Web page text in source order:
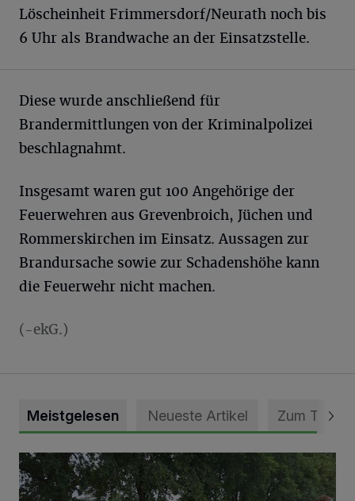
Löscheinheit Frimmersdorf/Neurath noch bis
6 Uhr als Brandwache an der Einsatzstelle.
Diese wurde anschließend für
Brandermittlungen von der Kriminalpolizei
beschlagnahmt.
Insgesamt waren gut 100 Angehörige der
Feuerwehren aus Grevenbroich, Jüchen und
Rommerskirchen im Einsatz. Aussagen zur
Brandursache sowie zur Schadenshöhe kann
die Feuerwehr nicht machen.
(-ekG.)
Meistgelesen Neueste Artikel Zum Thema
Pünktlich zum Schützenfest den Weg zum Festzelt